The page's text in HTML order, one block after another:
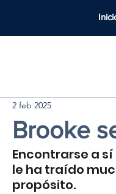
Brooke
2 feb 2025
Encontrarse a
le ha traído
propósito.